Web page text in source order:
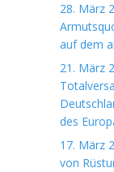
28. März
auf dem
21. März
des
17. März
von